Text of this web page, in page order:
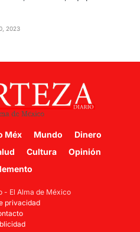
2023
Méx Mundo
Dinero
Cultura
Opinión
- El Alma de México
privacidad